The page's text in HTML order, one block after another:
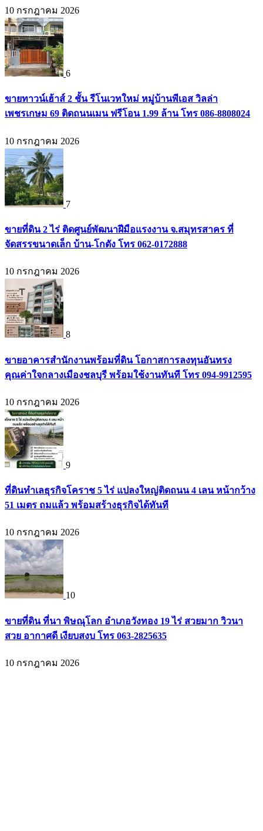
10 กรกฎาคม 2026
6
ขายทาวน์เฮ้าส์ 2 ชั้น รีโนเวทใหม่ หมู่บ้านพีเอส วิลล่า
เพชรเกษม 69 ติดถนนเมน ฟรีโอน 1.99 ล้าน โทร 086-8808024
10 กรกฎาคม 2026
7
ขายที่ดิน 2 ไร่ ติดศูนย์พัฒนาฝีมือแรงงาน จ.สมุทรสาคร ที่
จัดสรรขนาดเล็ก บ้าน-โกดัง โทร 062-0172888
10 กรกฎาคม 2026
8
ขายอาคารสำนักงานพร้อมที่ดิน โอกาสการลงทุนอันทรง
คุณค่าใจกลางเมืองชลบุรี พร้อมใช้งานทันที โทร 094-9912595
10 กรกฎาคม 2026
9
ที่ดินทำเลธุรกิจโคราช 5 ไร่ แปลงใหญ่ติดถนน 4 เลน หน้ากว้าง
51 เมตร ถมแล้ว พร้อมสร้างธุรกิจได้ทันที
10 กรกฎาคม 2026
10
ขายที่ดิน ที่นา พิษณุโลก อำเภอวังทอง 19 ไร่ สวยมาก วิวนา
สวย อากาศดี เงียบสงบ โทร 063-2825635
10 กรกฎาคม 2026